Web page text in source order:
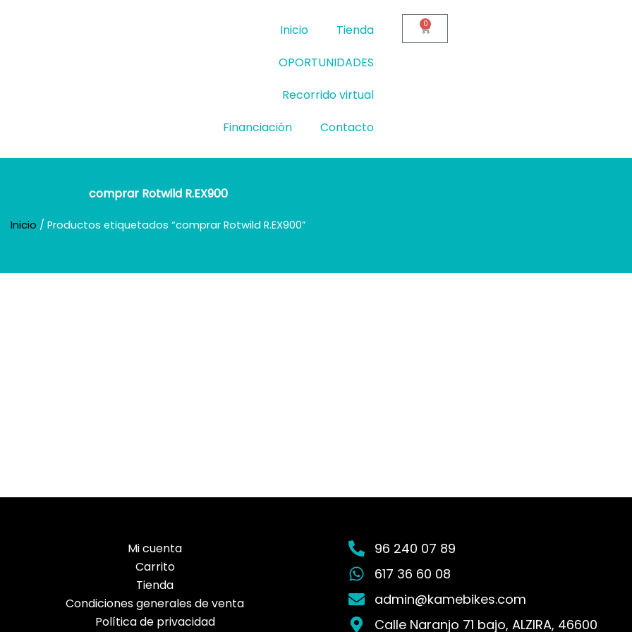
Inicio
Tienda
OPORTUNIDADES
Recorrido virtual
Financiación
Contacto
0
Cart
comprar Rotwild R.EX900
Inicio / Productos etiquetados “comprar Rotwild R.EX900”
Mi cuenta
Carrito
Tienda
Condiciones generales de venta
Política de privacidad
96 240 07 89
617 36 60 08
admin@kamebikes.com
Calle Naranjo 71 bajo, ALZIRA, 46600